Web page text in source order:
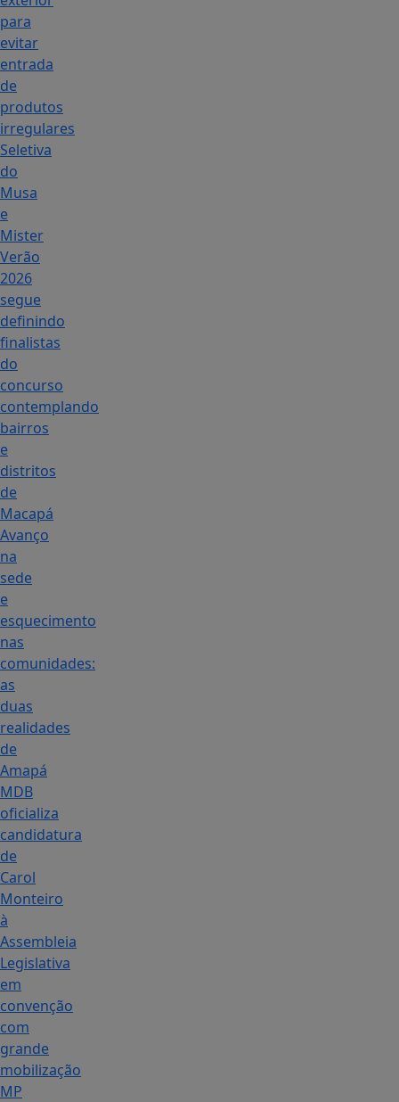
para
evitar
entrada
de
produtos
irregulares
Seletiva
do
Musa
e
Mister
Verão
2026
segue
definindo
finalistas
do
concurso
contemplando
bairros
e
distritos
de
Macapá
Avanço
na
sede
e
esquecimento
nas
comunidades:
as
duas
realidades
de
Amapá
MDB
oficializa
candidatura
de
Carol
Monteiro
à
Assembleia
Legislativa
em
convenção
com
grande
mobilização
MP